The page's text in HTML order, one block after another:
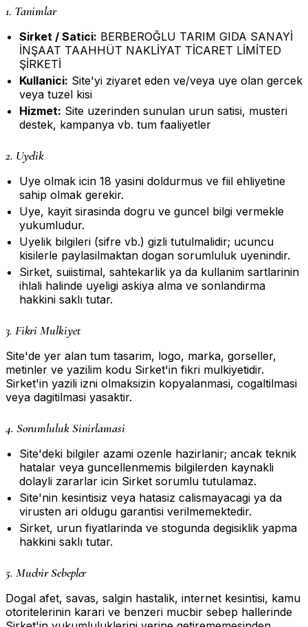
1. Tanimlar
Sirket / Satici: BERBEROĞLU TARIM GIDA SANAYİ
İNŞAAT TAAHHÜT NAKLİYAT TİCARET LİMİTED
ŞİRKETİ
Kullanici: Site'yi ziyaret eden ve/veya uye olan gercek
veya tuzel kisi
Hizmet: Site uzerinden sunulan urun satisi, musteri
destek, kampanya vb. tum faaliyetler
2. Uyelik
Uye olmak icin 18 yasini doldurmus ve fiil ehliyetine
sahip olmak gerekir.
Uye, kayit sirasinda dogru ve guncel bilgi vermekle
yukumludur.
Uyelik bilgileri (sifre vb.) gizli tutulmalidir; ucuncu
kisilerle paylasilmaktan dogan sorumluluk uyenindir.
Sirket, suiistimal, sahtekarlik ya da kullanim sartlarinin
ihlali halinde uyeligi askiya alma ve sonlandirma
hakkini saklı tutar.
3. Fikri Mulkiyet
Site'de yer alan tum tasarim, logo, marka, gorseller,
metinler ve yazilim kodu Sirket'in fikri mulkiyetidir.
Sirket'in yazili izni olmaksizin kopyalanmasi, cogaltilmasi
veya dagitilmasi yasaktir.
4. Sorumluluk Sinirlamasi
Site'deki bilgiler azami ozenle hazirlanir; ancak teknik
hatalar veya guncellenmemis bilgilerden kaynakli
dolayli zararlar icin Sirket sorumlu tutulamaz.
Site'nin kesintisiz veya hatasiz calismayacagi ya da
virusten ari oldugu garantisi verilmemektedir.
Sirket, urun fiyatlarinda ve stogunda degisiklik yapma
hakkini saklı tutar.
5. Mucbir Sebepler
Dogal afet, savas, salgin hastalik, internet kesintisi, kamu
otoritelerinin karari ve benzeri mucbir sebep hallerinde